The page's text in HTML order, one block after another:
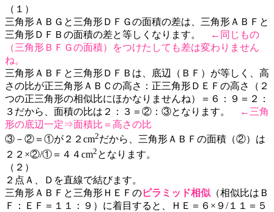
（１）
三角形ＡＢＧと三角形ＤＦＧの面積の差は、三角形ＡＢＦと
三角形ＤＦＢの面積の差と等しくなります。
←同じもの
（三角形ＢＦＧの面積）をつけたしても差は変わりません
ね。
三角形ＡＢＦと三角形ＤＦＢは、底辺（ＢＦ）が等しく、高
さの比が正三角形ＡＢＣの高さ：正三角形ＤＥＦの高さ（２
つの正三角形の相似比にほかなりませんね）＝６：９＝２：
３だから、面積の比は２：３＝②：③となります。
←三角
形の底辺一定⇒面積比＝高さの比
③－②＝①が２２cm2だから、三角形ＡＢＦの面積（②）は
２２×②/①＝４４cm2 となります。
（２）
２点Ａ、Ｄを直線で結びます。
三角形ＡＢＦと三角形ＨＥＦのピラミッド相似 （相似比はＢ
Ｆ：ＥＦ＝１１：９）に着目すると、ＨＥ＝６×９/１１＝５